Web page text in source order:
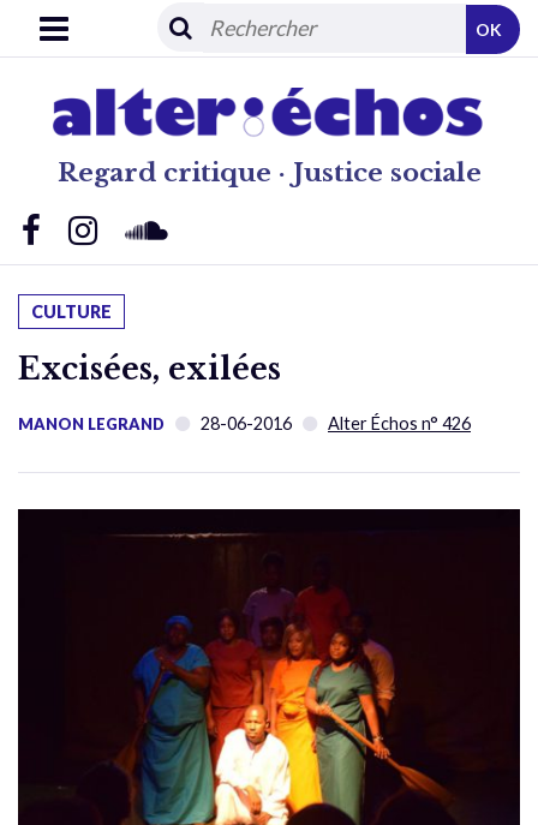
Regard critique · Justice sociale
OK
CULTURE
Excisées, exilées
MANON LEGRAND 28-06-2016 Alter Échos n° 426